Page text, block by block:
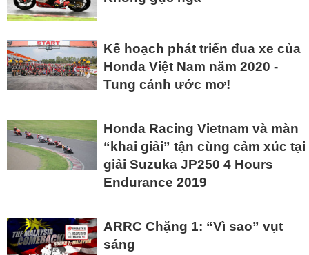
Kế hoạch phát triển đua xe của
Honda Việt Nam năm 2020 -
Tung cánh ước mơ!
Honda Racing Vietnam và màn
“khai giải” tận cùng cảm xúc tại
giải Suzuka JP250 4 Hours
Endurance 2019
ARRC Chặng 1: “Vì sao” vụt
sáng